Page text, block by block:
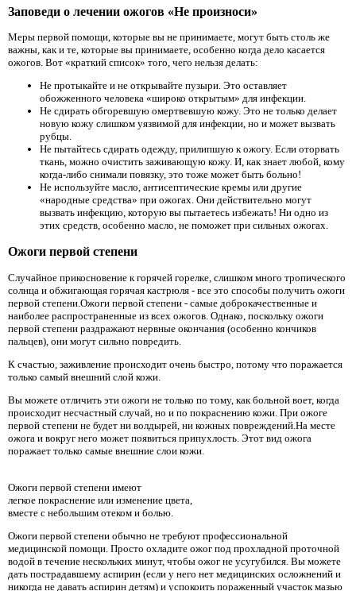
Заповеди о лечении ожогов «Не произноси»
Меры первой помощи, которые вы не принимаете, могут быть столь же
важны, как и те, которые вы принимаете, особенно когда дело касается
ожогов. Вот «краткий список» того, чего нельзя делать:
Не протыкайте и не открывайте пузыри. Это оставляет
обожженного человека «широко открытым» для инфекции.
Не сдирать обгоревшую омертвевшую кожу. Это не только делает
новую кожу слишком уязвимой для инфекции, но и может вызвать
рубцы.
Не пытайтесь сдирать одежду, прилипшую к ожогу. Если оторвать
ткань, можно очистить заживающую кожу. И, как знает любой, кому
когда-либо снимали повязку, это тоже может быть больно!
Не используйте масло, антисептические кремы или другие
«народные средства» при ожогах. Они действительно могут
вызвать инфекцию, которую вы пытаетесь избежать! Ни одно из
этих средств, особенно масло, не поможет при сильных ожогах.
Ожоги первой степени
Случайное прикосновение к горячей горелке, слишком много тропического
солнца и обжигающая горячая кастрюля - все это способы получить ожоги
первой степени.Ожоги первой степени - самые доброкачественные и
наиболее распространенные из всех ожогов. Однако, поскольку ожоги
первой степени раздражают нервные окончания (особенно кончиков
пальцев), они могут сильно повредить.
К счастью, заживление происходит очень быстро, потому что поражается
только самый внешний слой кожи.
Вы можете отличить эти ожоги не только по тому, как больной воет, когда
происходит несчастный случай, но и по покраснению кожи. При ожоге
первой степени не будет ни волдырей, ни кожных повреждений.На месте
ожога и вокруг него может появиться припухлость. Этот вид ожога
поражает только самые внешние слои кожи.
Ожоги первой степени имеют
легкое покраснение или изменение цвета,
вместе с небольшим отеком и болью.
Ожоги первой степени обычно не требуют профессиональной
медицинской помощи. Просто охладите ожог под прохладной проточной
водой в течение нескольких минут, чтобы ожог не усугубился. Вы можете
дать пострадавшему аспирин (если у него нет медицинских осложнений и
никогда не давать аспирин детям) и успокоить пораженный участок мазью